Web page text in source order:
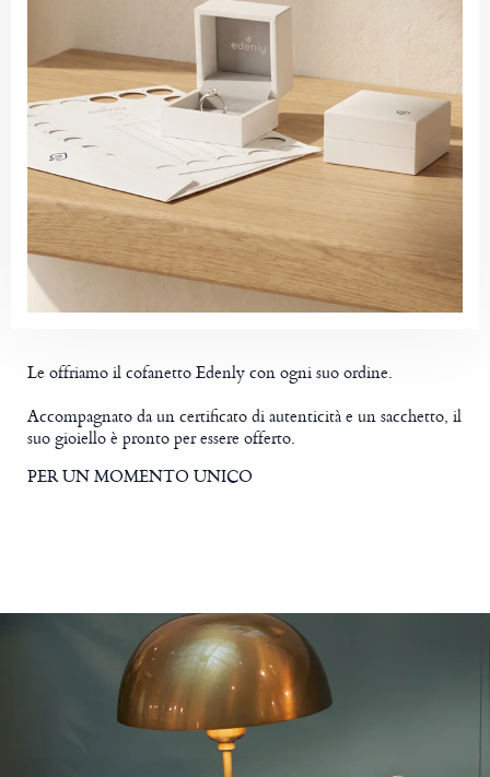
Le offriamo il cofanetto Edenly con ogni suo ordine.
Accompagnato da un certificato di autenticità e un sacchetto, il
suo gioiello è pronto per essere offerto.
PER UN MOMENTO UNICO